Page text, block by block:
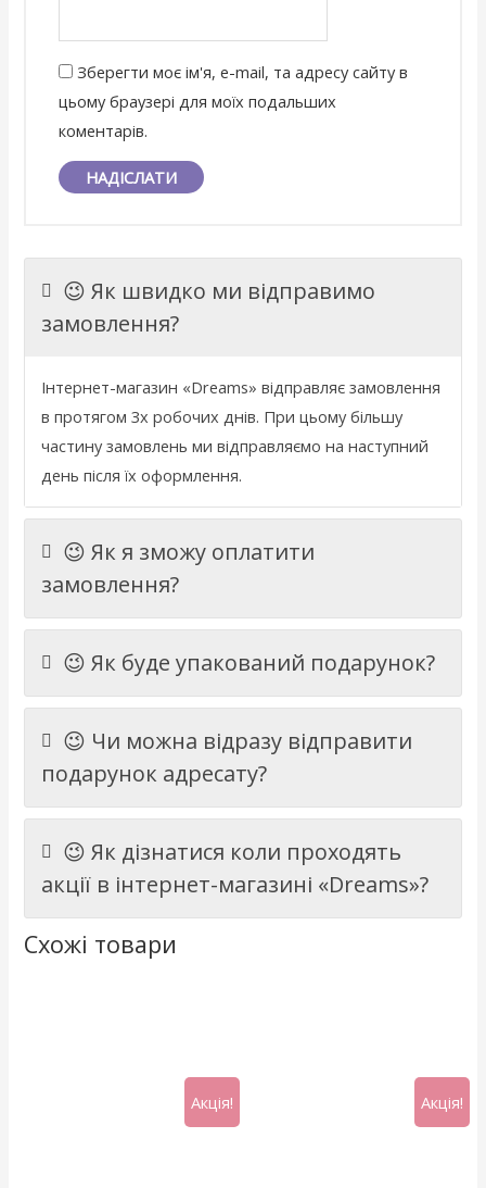
Зберегти моє ім'я, e-mail, та адресу сайту в
цьому браузері для моїх подальших
коментарів.
😉 Як швидко ми відправимо
замовлення?
Інтернет-магазин «Dreams» відправляє замовлення
в протягом 3х робочих днів. При цьому більшу
частину замовлень ми відправляємо на наступний
день після їх оформлення.
😉 Як я зможу оплатити
замовлення?
😉 Як буде упакований подарунок?
😉 Чи можна відразу відправити
подарунок адресату?
😉 Як дізнатися коли проходять
акції в інтернет-магазині «Dreams»?
Схожі товари
Акція! Акція!